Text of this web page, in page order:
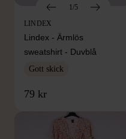
1/5
LINDEX
Lindex - Ärmlös
sweatshirt - Duvblå
Gott skick
79 kr